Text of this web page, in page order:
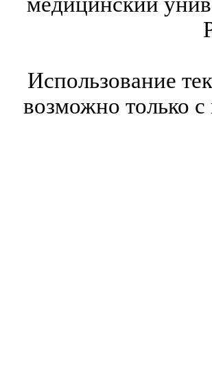
Использование
возможно только